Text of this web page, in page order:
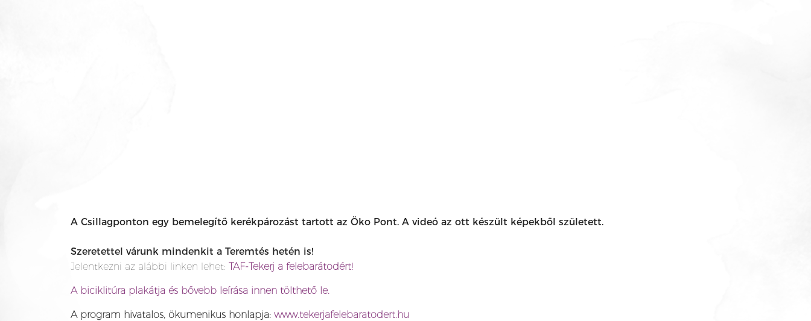
A Csillagponton egy bemelegítő kerékpározást tartott az Öko Pont. A videó az ott készült képekből született.
Szeretettel várunk mindenkit a Teremtés hetén is!
Jelentkezni az alábbi linken lehet: TAF-Tekerj a felebarátodért!
A biciklitúra plakátja és bővebb leírása innen tölthető le.
A program hivatalos, ökumenikus honlapja: www.tekerjafelebaratodert.hu